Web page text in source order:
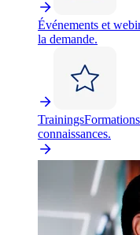
Événements et
la demande.
Trainings
connaissances.